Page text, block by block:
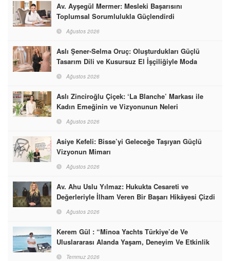
Av. Ayşegül Mermer: Mesleki Başarısını
Toplumsal Sorumlulukla Güçlendirdi
Ağustos 2026
Aslı Şener-Selma Oruç: Oluşturdukları Güçlü
Tasarım Dili ve Kusursuz El İşçiliğiyle Moda
Dünyasına İmzalarını Attılar
Ağustos 2026
Aslı Zinciroğlu Çiçek: ‘La Blanche’ Markası ile
Kadın Emeğinin ve Vizyonunun Neleri
Başarabileceğinin En Güzel Örneğini Sunuyor
Ağustos 2026
Asiye Kefeli: Bisse’yi Geleceğe Taşıyan Güçlü
Vizyonun Mimarı
Ağustos 2026
Av. Ahu Uslu Yılmaz: Hukukta Cesareti ve
Değerleriyle İlham Veren Bir Başarı Hikâyesi Çizdi
Ağustos 2026
Kerem Gül : “Minoa Yachts Türkiye’de Ve
Uluslararası Alanda Yaşam, Deneyim Ve Etkinlik
Markası Olacak”
Temmuz 2026